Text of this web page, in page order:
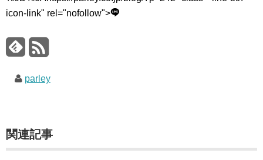
icon-link" rel="nofollow">
parley
関連記事